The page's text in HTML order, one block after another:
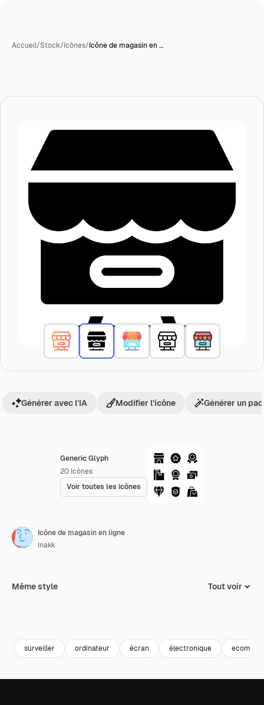
Accueil/Stock/Icônes/Icône de magasin en …
Generic Glyph
20 Icônes
Voir toutes les icônes
Générer avec l’IA Modifier l’icône Générer un
Icône de magasin en ligne
Inakk
Même style Tout voir
surveiller ordinateur écran électronique